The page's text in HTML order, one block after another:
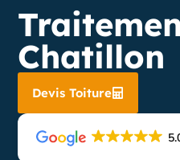
Chatillon
Devis Toiture